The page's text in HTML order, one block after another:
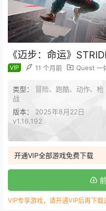
《迈步：命运》
VIP 11 个月前 Quest 一
类型： 冒险、跑酷、动作、枪
战
版本： 2025年8月22日
v1.16.192
开通VIP全部游戏免费下载
VIP专享游戏，请开通VIP后再下载